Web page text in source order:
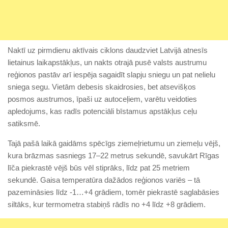
Naktī uz pirmdienu aktīvais ciklons daudzviet Latvijā atnesīs
lietainus laikapstākļus, un nakts otrajā pusē valsts austrumu
reģionos pastāv arī iespēja sagaidīt slapju sniegu un pat nelielu
sniega segu. Vietām debesis skaidrosies, bet atsevišķos
posmos austrumos, īpaši uz autoceļiem, varētu veidoties
apledojums, kas radīs potenciāli bīstamus apstākļus ceļu
satiksmē.
Tajā pašā laikā gaidāms spēcīgs ziemeļrietumu un ziemeļu vējš,
kura brāzmas sasniegs 17–22 metrus sekundē, savukārt Rīgas
līča piekrastē vējš būs vēl stiprāks, līdz pat 25 metriem
sekundē. Gaisa temperatūra dažādos reģionos variēs – tā
pazemināsies līdz -1…+4 grādiem, tomēr piekrastē saglabāsies
siltāks, kur termometra stabiņš rādīs no +4 līdz +8 grādiem.